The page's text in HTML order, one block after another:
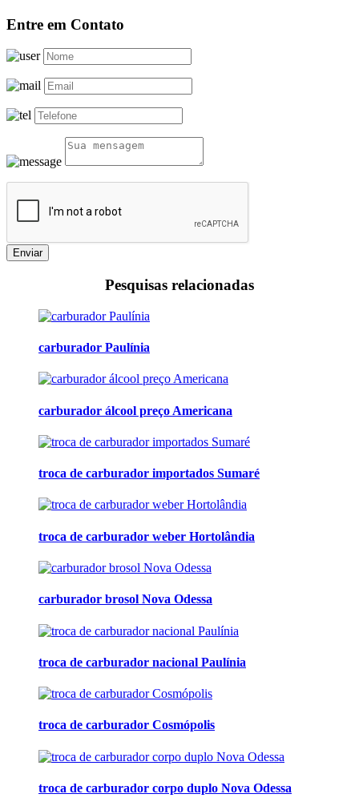
Entre em Contato
Enviar
Pesquisas relacionadas
carburador Paulínia
carburador álcool preço Americana
troca de carburador importados Sumaré
troca de carburador weber Hortolândia
carburador brosol Nova Odessa
troca de carburador nacional Paulínia
troca de carburador Cosmópolis
troca de carburador corpo duplo Nova Odessa